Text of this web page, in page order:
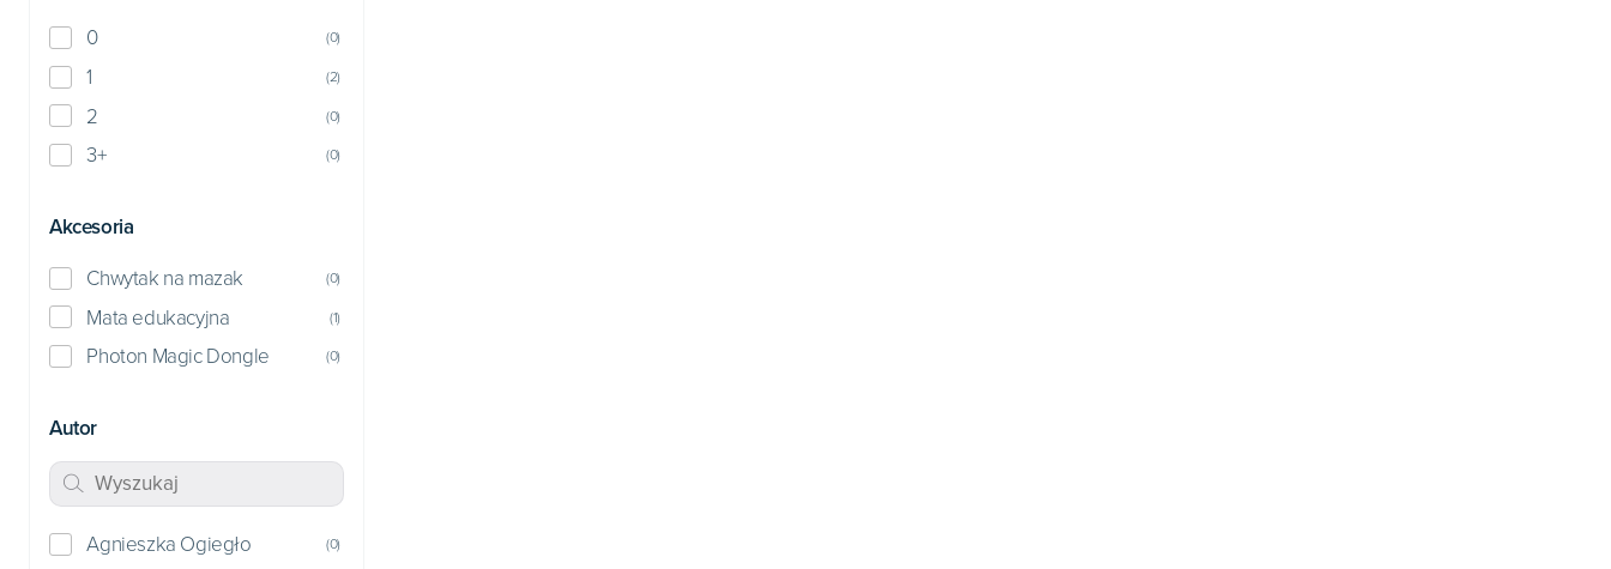
0 (0)
1 (2)
2 (0)
3+ (0)
Akcesoria
Chwytak na mazak (0)
Mata edukacyjna (1)
Photon Magic Dongle (0)
Autor
Agnieszka Ogiegło (0)